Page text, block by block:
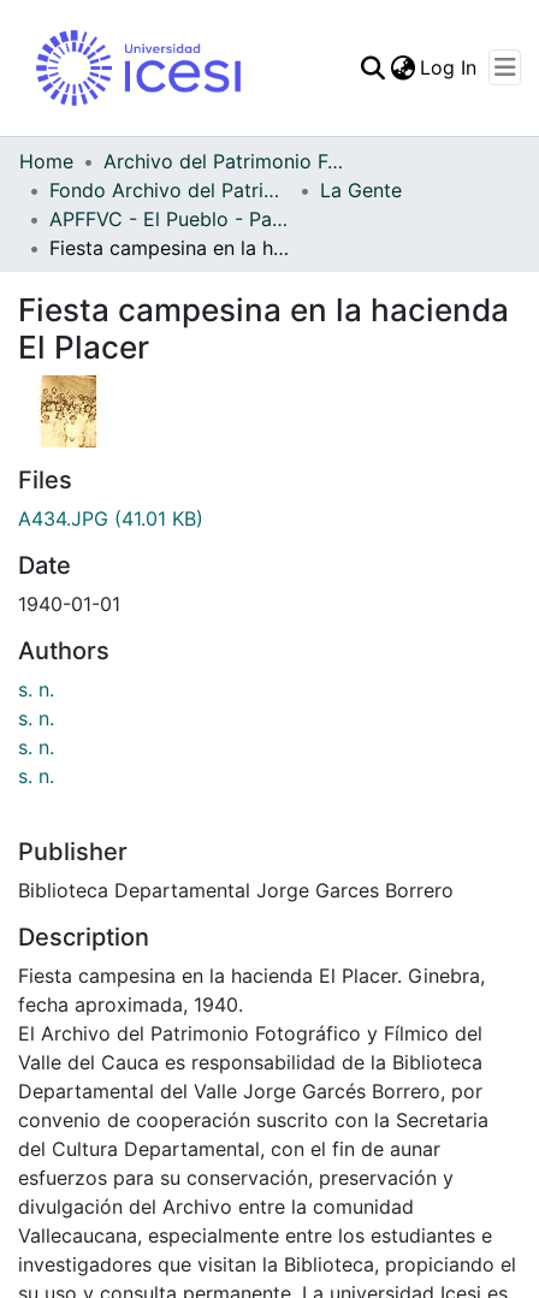
Statistics
Log In
Home
Archivo del Patrimonio Fotográfico y Fílmico del Valle del Cauca
Fondo Archivo del Patrimonio Fotográfico y Fílmico del Valle del Cauca
La Gente
APFFVC - El Pueblo - Patrimonial
Fiesta campesina en la hacienda El Placer
Fiesta campesina en la hacienda
El Placer
Files
A434.JPG (41.01 KB)
Date
1940-01-01
Authors
s. n.
s. n.
s. n.
s. n.
Publisher
Biblioteca Departamental Jorge Garces Borrero
Description
Fiesta campesina en la hacienda El Placer. Ginebra,
fecha aproximada, 1940.
El Archivo del Patrimonio Fotográfico y Fílmico del
Valle del Cauca es responsabilidad de la Biblioteca
Departamental del Valle Jorge Garcés Borrero, por
convenio de cooperación suscrito con la Secretaria
del Cultura Departamental, con el fin de aunar
esfuerzos para su conservación, preservación y
divulgación del Archivo entre la comunidad
Vallecaucana, especialmente entre los estudiantes e
investigadores que visitan la Biblioteca, propiciando el
su uso y consulta permanente. La universidad Icesi es